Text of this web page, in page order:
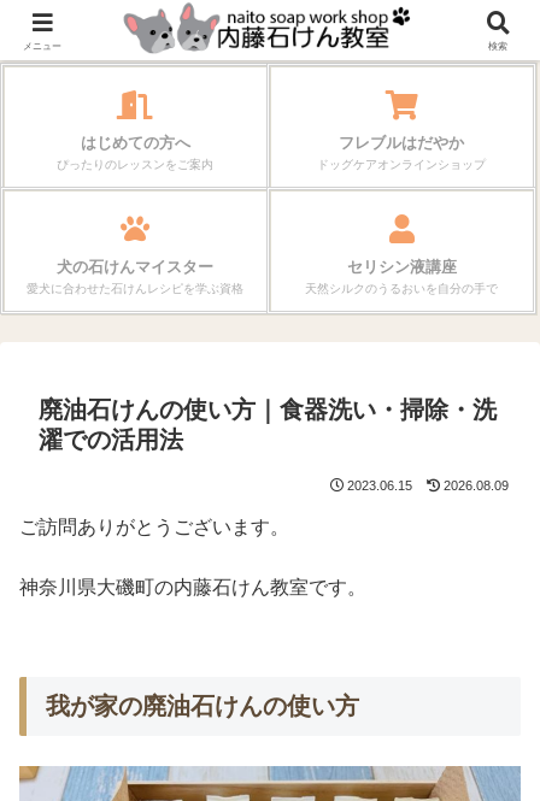
作る楽しさが、毎日の暮らしを変えていく。
はじめての方へ
ぴったりのレッスンをご案内
フレブルはだやか
ドッグケアオンラインショップ
犬の石けんマイスター
愛犬に合わせた石けんレシピを学ぶ資格
セリシン液講座
天然シルクのうるおいを自分の手で
廃油石けんの使い方｜食器洗い・掃除・洗
濯での活用法
2023.06.15 2026.08.09
ご訪問ありがとうございます。
神奈川県大磯町の内藤石けん教室です。
我が家の廃油石けんの使い方
メニュー 検索